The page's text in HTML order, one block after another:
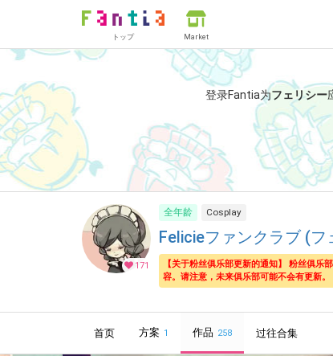
トップ Market
登录Fantia为フェリシー
171
全年龄 Cosplay
Felicieファンクラブ (フ
【关于粉丝俱乐部更新的通知】 粉丝俱
容。请注意，未来俱乐部可能不会有更新。
首页 方案 1 作品 258 过往合集